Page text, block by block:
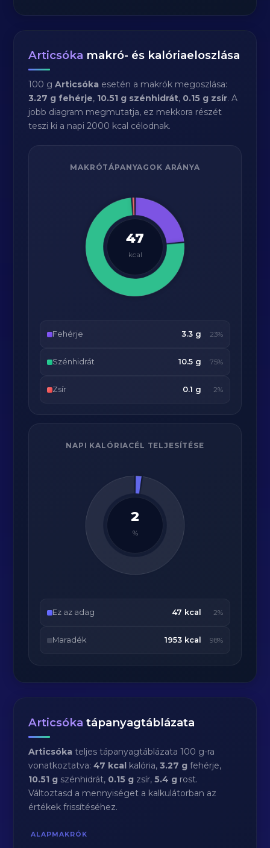
Articsóka makró- és kalóriaeloszlása
100 gArticsóka esetén a makrók megoszlása:
3.27 g fehérje, 10.51 g szénhidrát, 0.15 g zsír. A
jobb diagram megmutatja, ez mekkora részét
teszi ki a napi 2000 kcal célodnak.
MAKRÓTÁPANYAGOK ARÁNYA
47
kcal
Fehérje 3.3 g 23%
Szénhidrát 10.5 g 75%
Zsír 0.1 g 2%
NAPI KALÓRIACÉL TELJESÍTÉSE
2
%
Ez az adag 47 kcal 2%
Maradék 1953 kcal 98%
Articsóka tápanyagtáblázata
Articsóka teljes tápanyagtáblázata 100 g-ra
vonatkoztatva:47 kcal kalória,3.27 g fehérje,
10.51 g szénhidrát, 0.15 g zsír,5.4 g rost.
Változtasd a mennyiséget a kalkulátorban az
értékek frissítéséhez.
ALAPMAKRÓK